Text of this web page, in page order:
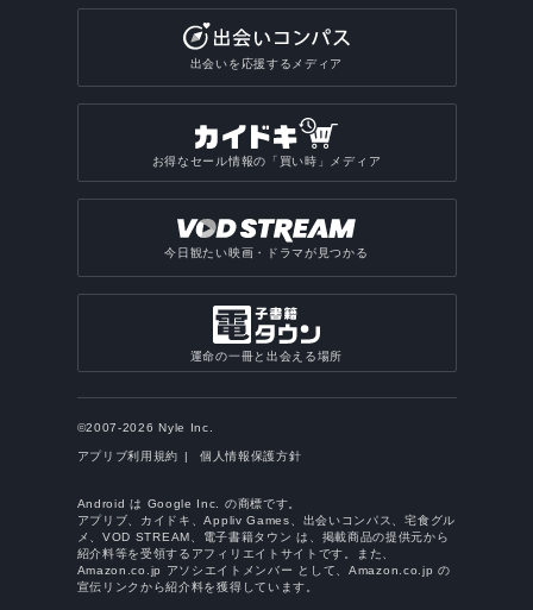
出会いを応援するメディア
お得なセール情報の「買い時」メディア
今日観たい映画・ドラマが見つかる
運命の一冊と出会える場所
©2007-2026 Nyle Inc.
アプリブ利用規約 個人情報保護方針
Android は Google Inc. の商標です。
アプリブ、カイドキ、Appliv Games、出会いコンパス、宅食グル
メ、VOD STREAM、電子書籍タウン は、掲載商品の提供元から
紹介料等を受領するアフィリエイトサイトです。また、
Amazon.co.jp アソシエイトメンバー として、Amazon.co.jp の
宣伝リンクから紹介料を獲得しています。